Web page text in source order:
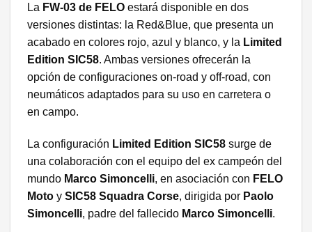
La FW-03 de FELO estará disponible en dos
versiones distintas: la Red&Blue, que presenta un
acabado en colores rojo, azul y blanco, y la Limited
Edition SIC58. Ambas versiones ofrecerán la
opción de configuraciones on-road y off-road, con
neumáticos adaptados para su uso en carretera o
en campo.
La configuración Limited Edition SIC58 surge de
una colaboración con el equipo del ex campeón del
mundo Marco Simoncelli, en asociación con FELO
Moto y SIC58 Squadra Corse, dirigida por Paolo
Simoncelli, padre del fallecido Marco Simoncelli.